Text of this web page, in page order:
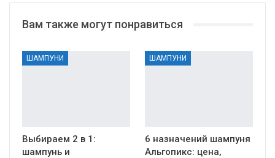
Вам также могут понравиться
ШАМПУНИ
Выбираем 2 в 1:
шампунь и
ШАМПУНИ
6 назначений шампуня
Альгопикс: цена,